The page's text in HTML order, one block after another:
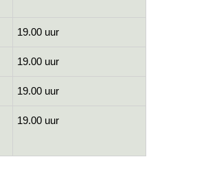
19.00 uur
19.00 uur
19.00 uur
19.00 uur